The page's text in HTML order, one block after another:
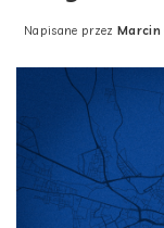
Posted
Napisane przez Marcin